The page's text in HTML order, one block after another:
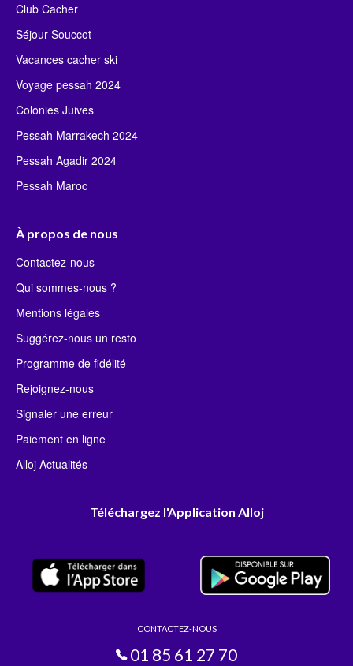
Club Cacher
Séjour Souccot
Vacances cacher ski
Voyage pessah 2024
Colonies Juives
Pessah Marrakech 2024
Pessah Agadir 2024
Pessah Maroc
À propos de nous
Contactez-nous
Qui sommes-nous ?
Mentions légales
Suggérez-nous un resto
Programme de fidélité
Rejoignez-nous
Signaler une erreur
Paiement en ligne
Alloj Actualités
Téléchargez l'Application Alloj
CONTACTEZ-NOUS
01 85 61 27 70